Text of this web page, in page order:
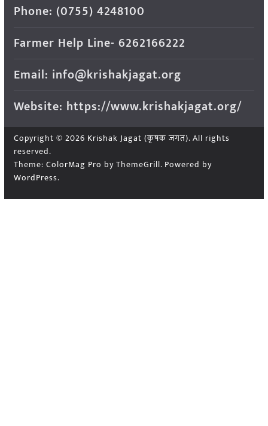
Phone: (0755) 4248100
Farmer Help Line- 6262166222
Email: info@krishakjagat.org
Website: https://www.krishakjagat.org/
Copyright © 2026 Krishak Jagat (कृषक जगत). All rights
reserved.
Theme: ColorMag Pro by ThemeGrill. Powered by
WordPress.